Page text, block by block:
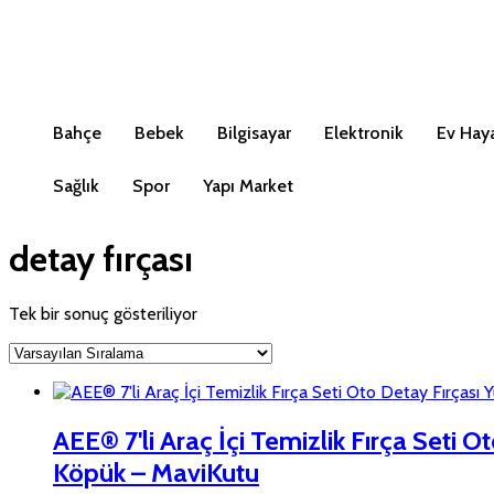
Bahçe Bebek Bilgisayar Elektronik Ev
Sağlık Spor Yapı Market
detay fırçası
Tek bir sonuç gösteriliyor
AEE® 7'li Araç İçi Temizlik Fırça Seti
Köpük – MaviKutu